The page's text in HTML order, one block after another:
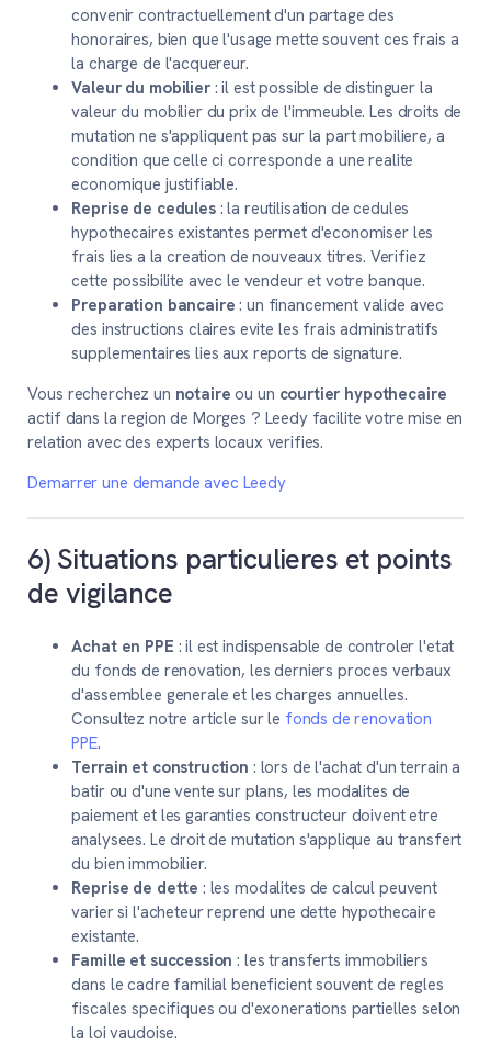
convenir contractuellement d'un partage des
honoraires, bien que l'usage mette souvent ces frais a
la charge de l'acquereur.
Valeur du mobilier: il est possible de distinguer la
valeur du mobilier du prix de l'immeuble. Les droits de
mutation ne s'appliquent pas sur la part mobiliere, a
condition que celle ci corresponde a une realite
economique justifiable.
Reprise de cedules: la reutilisation de cedules
hypothecaires existantes permet d'economiser les
frais lies a la creation de nouveaux titres. Verifiez
cette possibilite avec le vendeur et votre banque.
Preparation bancaire : un financement valide avec
des instructions claires evite les frais administratifs
supplementaires lies aux reports de signature.
Vous recherchez un notaire ou un courtier hypothecaire
actif dans la region de Morges ? Leedy facilite votre mise en
relation avec des experts locaux verifies.
Demarrer une demande avec Leedy
6) Situations particulieres et points
de vigilance
Achat en PPE : il est indispensable de controler l'etat
du fonds de renovation, les derniers proces verbaux
d'assemblee generale et les charges annuelles.
Consultez notre article sur le fonds de renovation
PPE.
Terrain et construction : lors de l'achat d'un terrain a
batir ou d'une vente sur plans, les modalites de
paiement et les garanties constructeur doivent etre
analysees. Le droit de mutation s'applique au transfert
du bien immobilier.
Reprise de dette : les modalites de calcul peuvent
varier si l'acheteur reprend une dette hypothecaire
existante.
Famille et succession : les transferts immobiliers
dans le cadre familial beneficient souvent de regles
fiscales specifiques ou d'exonerations partielles selon
la loi vaudoise.